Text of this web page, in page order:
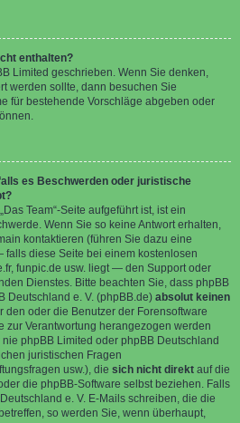
enthalten?
Limited geschrieben. Wenn Sie denken,
werden sollte, dann besuchen Sie
für bestehende Vorschläge abgeben oder
es Beschwerden oder juristische
Team“-Seite aufgeführt ist, ist ein
Wenn Sie so keine Antwort erhalten,
kontaktieren (führen Sie dazu eine
diese Seite bei einem kostenlosen
funpic.de usw. liegt — den Support oder
Dienstes. Bitte beachten Sie, dass phpBB
Deutschland e. V. (phpBB.de) absolut keinen
den oder die Benutzer der Forensoftware
zur Verantwortung herangezogen werden
phpBB Limited oder phpBB Deutschland
juristischen Fragen
usw.), die sich nicht direkt auf die
die phpBB-Software selbst beziehen. Falls
e. V. E-Mails schreiben, die die
betreffen, so werden Sie, wenn überhaupt,